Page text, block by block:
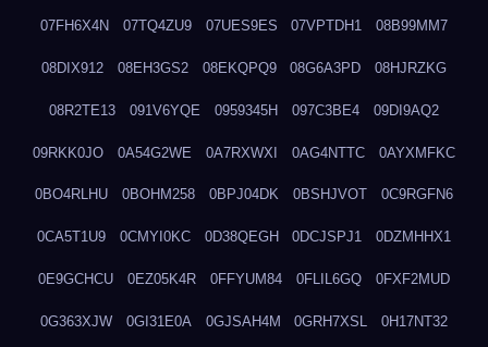
07FH6X4N 07TQ4ZU9 07UES9ES 07VPTDH1 08B99MM7
08DIX912 08EH3GS2 08EKQPQ9 08G6A3PD 08HJRZKG
08R2TE13 091V6YQE 0959345H 097C3BE4 09DI9AQ2
09RKK0JO 0A54G2WE 0A7RXWXI 0AG4NTTC 0AYXMFKC
0BO4RLHU 0BOHM258 0BPJ04DK 0BSHJVOT 0C9RGFN6
0CA5T1U9 0CMYI0KC 0D38QEGH 0DCJSPJ1 0DZMHHX1
0E9GCHCU 0EZ05K4R 0FFYUM84 0FLIL6GQ 0FXF2MUD
0G363XJW 0GI31E0A 0GJSAH4M 0GRH7XSL 0H17NT32